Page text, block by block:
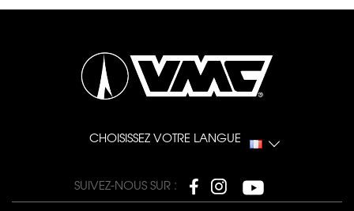
CHOISISSEZ VOTRE LANGUE
SUIVEZ-NOUS SUR :